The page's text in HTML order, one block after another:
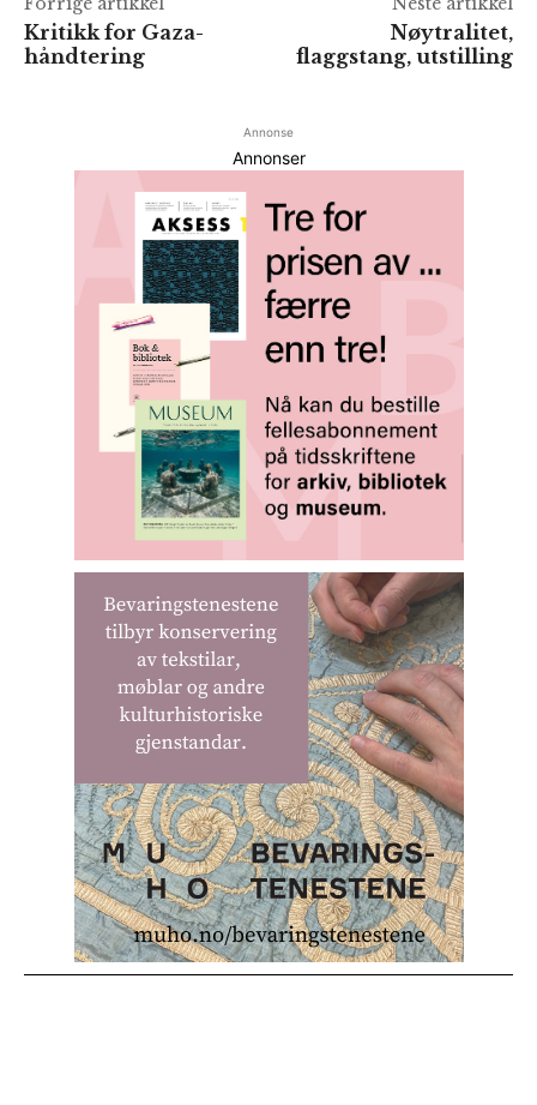
Kritikk for Gaza-
håndtering
Nøytralitet,
flaggstang, utstilling
Annonse
Annonser